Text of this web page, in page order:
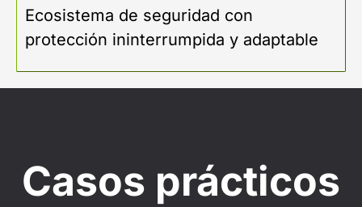
Ecosistema de seguridad con
protección ininterrumpida y adaptable
Casos prácticos